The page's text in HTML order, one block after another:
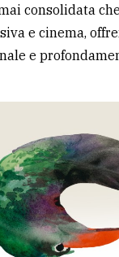
consolidata
e cinema,
e